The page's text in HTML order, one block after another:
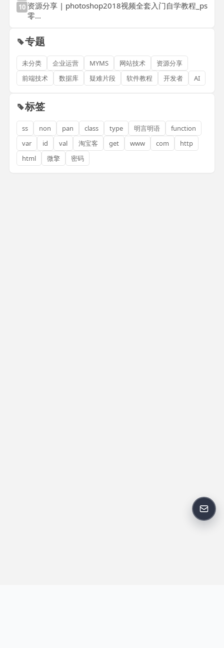
10 资源分享 | photoshop2018视频全套入门自学教程_ps
零...
专题
未分类 企业运营 MYMS 网站技术
资源分享
前端技术
数据库 疑难片段 软件教程 开发者 AI
标签
ss non pan class type 明言明语
function
var
id val 淘宝客 get www com
http
html
微擎 密码
反馈